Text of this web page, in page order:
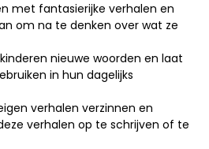
met fantasierijke verhalen en
om na te denken over wat ze
nieuwe woorden en laat
in hun dagelijks
verhalen verzinnen en
verhalen op te schrijven of te